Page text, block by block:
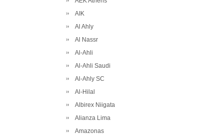
AIK
Al Ahly
Al Nassr
Al-Ahli
Al-Ahli Saudi
Al-Ahly SC
Al-Hilal
Albirex Niigata
Alianza Lima
Amazonas